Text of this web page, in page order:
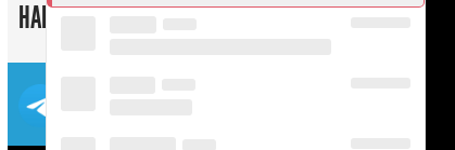
НАШІ СОЦ. МЕРЕЖІ